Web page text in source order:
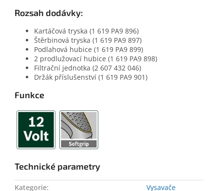
Rozsah dodávky:
Kartáčová tryska (1 619 PA9 896)
Štěrbinová tryska (1 619 PA9 897)
Podlahová hubice (1 619 PA9 899)
2 prodlužovací hubice (1 619 PA9 898)
Filtrační jednotka (2 607 432 046)
Držák příslušenství (1 619 PA9 901)
Funkce
Technické parametry
Kategorie: Vysavače